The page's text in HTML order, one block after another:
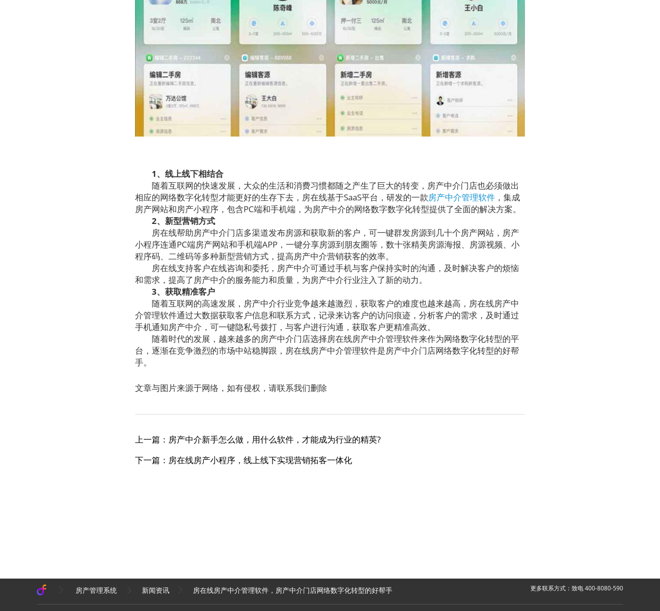
1、线上线下相结合
随着互联网的快速发展，大众的生活和消费习惯都随之产生了巨大的转变，房产中介门店也必须做出
相应的网络数字化转型才能更好的生存下去，房在线基于SaaS平台，研发的一款房产中介管理软件，集成
房产网站和房产小程序，包含PC端和手机端，为房产中介的网络数字数字化转型提供了全面的解决方案。
2、新型营销方式
房在线帮助房产中介门店多渠道发布房源和获取新的客户，可一键群发房源到几十个房产网站，房产
小程序连通PC端房产网站和手机端APP，一键分享房源到朋友圈等，数十张精美房源海报、房源视频、小
程序码、二维码等多种新型营销方式，提高房产中介营销获客的效率。
房在线支持客户在线咨询和委托，房产中介可通过手机与客户保持实时的沟通，及时解决客户的烦恼
和需求，提高了房产中介的服务能力和质量，为房产中介行业注入了新的动力。
3、获取精准客户
随着互联网的高速发展，房产中介行业竞争越来越激烈，获取客户的难度也越来越高，房在线房产中
介管理软件通过大数据获取客户信息和联系方式，记录来访客户的访问痕迹，分析客户的需求，及时通过
手机通知房产中介，可一键隐私号拨打，与客户进行沟通，获取客户更精准高效。
随着时代的发展，越来越多的房产中介门店选择房在线房产中介管理软件来作为网络数字化转型的平
台，逐渐在竞争激烈的市场中站稳脚跟，房在线房产中介管理软件是房产中介门店网络数字化转型的好帮
手。
文章与图片来源于网络，如有侵权，请联系我们删除
上一篇：房产中介新手怎么做，用什么软件，才能成为行业的精英?
下一篇：房在线房产小程序，线上线下实现营销拓客一体化
房产管理系统 新闻资讯 房在线房产中介管理软件，房产中介门店网络数字化转型的好帮手 更多联系方式：致电 400-8080-590